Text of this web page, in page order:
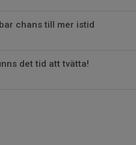
chans till mer istid
det tid att tvätta!